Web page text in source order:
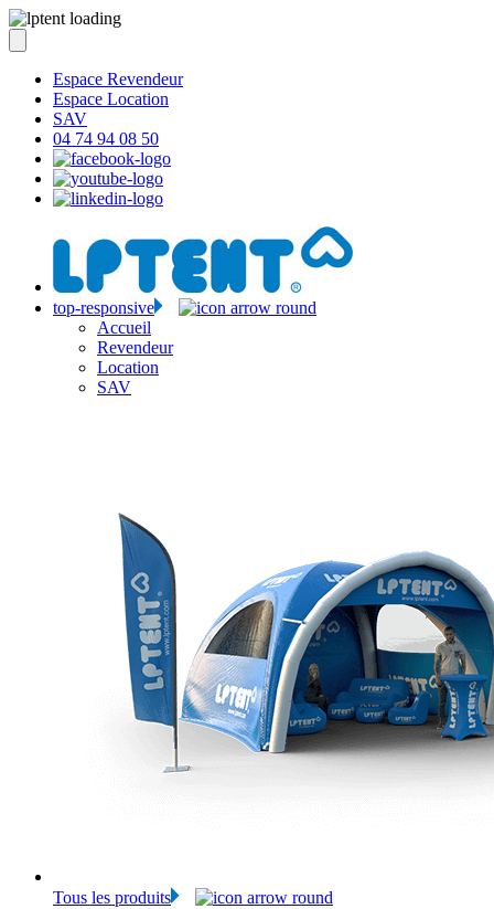
Espace Revendeur
Espace Location
SAV
04 74 94 08 50
top-responsive
Accueil
Revendeur
Location
SAV
Tous les produits